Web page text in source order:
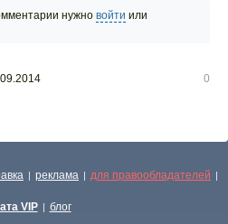
нужно войти или
0
| реклама | для правообладателей |
VIP | блог